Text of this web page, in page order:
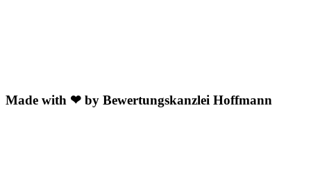
Made with ❤ by Bewertungskanzlei Hoffmann